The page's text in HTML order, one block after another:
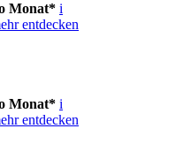
Monat* i
entdecken
Monat* i
entdecken